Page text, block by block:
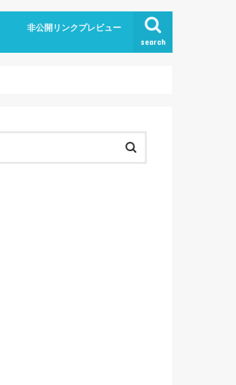
search
非公開リンクプレビュー